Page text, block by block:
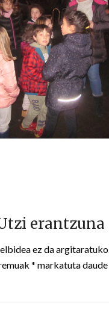
erantzuna
ez da argitaratuko.
* markatuta daude